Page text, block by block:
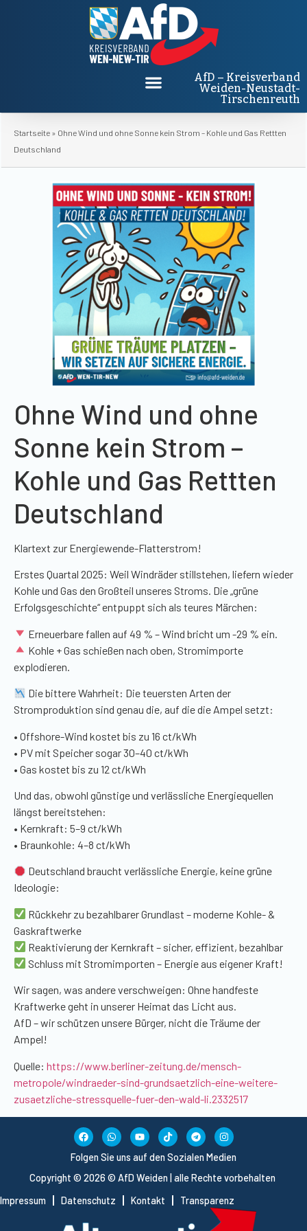
AfD – Kreisverband
Weiden-Neustadt-
Tirschenreuth
Startseite » Ohne Wind und ohne Sonne kein Strom – Kohle und Gas Rettten
Deutschland
Ohne Wind und ohne
Sonne kein Strom –
Kohle und Gas Rettten
Deutschland
Klartext zur Energiewende-Flatterstrom!
Erstes Quartal 2025: Weil Windräder stillstehen, liefern wieder
Kohle und Gas den Großteil unseres Stroms. Die „grüne
Erfolgsgeschichte“ entpuppt sich als teures Märchen:
Erneuerbare fallen auf 49 % – Wind bricht um -29 % ein.
Kohle + Gas schießen nach oben, Stromimporte
explodieren.
Die bittere Wahrheit: Die teuersten Arten der
Stromproduktion sind genau die, auf die die Ampel setzt:
• Offshore-Wind kostet bis zu 16 ct/kWh
• PV mit Speicher sogar 30–40 ct/kWh
• Gas kostet bis zu 12 ct/kWh
Und das, obwohl günstige und verlässliche Energiequellen
längst bereitstehen:
• Kernkraft: 5–9 ct/kWh
• Braunkohle: 4–8 ct/kWh
Deutschland braucht verlässliche Energie, keine grüne
Ideologie:
Rückkehr zu bezahlbarer Grundlast – moderne Kohle- &
Gaskraftwerke
Reaktivierung der Kernkraft – sicher, effizient, bezahlbar
Schluss mit Stromimporten – Energie aus eigener Kraft!
Wir sagen, was andere verschweigen: Ohne handfeste
Kraftwerke geht in unserer Heimat das Licht aus.
AfD – wir schützen unsere Bürger, nicht die Träume der
Ampel!
Quelle: https://www.berliner-zeitung.de/mensch-
metropole/windraeder-sind-grundsaetzlich-eine-weitere-
zusaetzliche-stressquelle-fuer-den-wald-li.2332517
Copyright © 2026 © AfD Weiden | alle Rechte vorbehalten
Impressum
Datenschutz Kontakt Transparenz
Folgen Sie uns auf den Sozialen Medien